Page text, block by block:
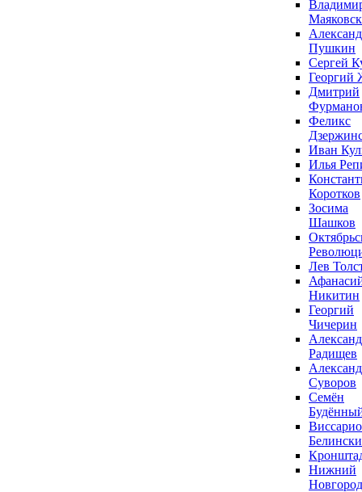
Пушкин
Сергей
Георгий
Дмитрий
Феликс
Иван
Илья
Коротков
Зосима
Шашков
Лев
Никитин
Георгий
Чичерин
Радищев
Суворов
Семён
Нижний
Новгород